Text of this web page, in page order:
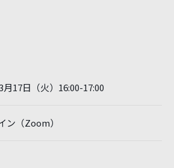
月17日（火）16:00-17:00
ン（Zoom）